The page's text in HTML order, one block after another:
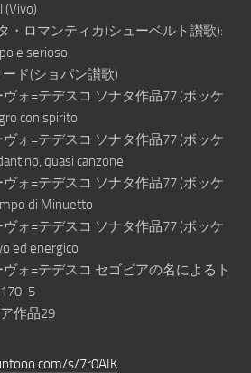
(Vivo)
・ロマンティカ(シューベルト讃歌):
e serioso
ド(ショパン讃歌)
ォ=テデスコ ソナタ作品77 (ボッケ
con spirito
ォ=テデスコ ソナタ作品77 (ボッケ
quasi canzone
ォ=テデスコ ソナタ作品77 (ボッケ
di Minuetto
ォ=テデスコ ソナタ作品77 (ボッケ
ed energico
ォ=テデスコ セゴビアの名によるト
5
作品29
s/7r0AIK